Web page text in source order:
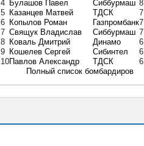
4 Булашов Павел Сиббурмаш 8
5 Казанцев Матвей ТДСК
7
6 Копылов Роман Газпромбанк7
7 Свящук Владислав Сиббурмаш 7
8 Коваль Дмитрий Динамо
6
9 Кошелев Сергей Сибинтел
6
10Павлов Александр ТДСК
6
Полный список бомбардиров